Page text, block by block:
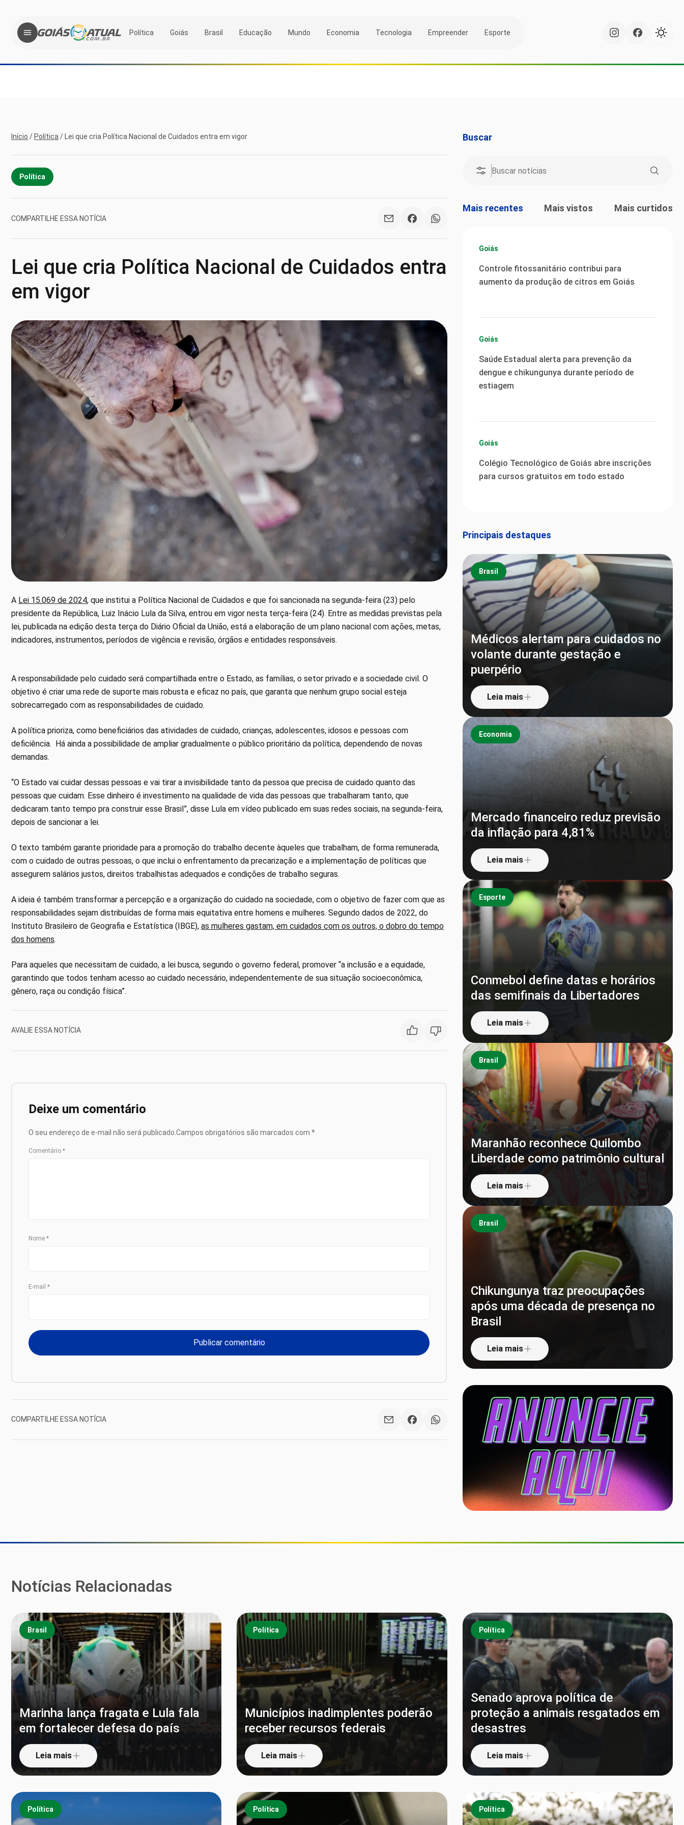
Política Goiás Brasil Educação Mundo Economia Tecnologia Empreender Esporte
Início / Política / Lei que cria Política Nacional de Cuidados entra em vigor
Política
COMPARTILHE ESSA NOTÍCIA
Lei que cria Política Nacional de Cuidados entra
em vigor
A Lei 15.069 de 2024, que institui a Política Nacional de Cuidados e que foi sancionada na segunda-feira (23) pelo
presidente da República, Luiz Inácio Lula da Silva, entrou em vigor nesta terça-feira (24). Entre as medidas previstas pela
lei, publicada na edição desta terça do Diário Oficial da União, está a elaboração de um plano nacional com ações, metas,
indicadores, instrumentos, períodos de vigência e revisão, órgãos e entidades responsáveis.
A responsabilidade pelo cuidado será compartilhada entre o Estado, as famílias, o setor privado e a sociedade civil. O
objetivo é criar uma rede de suporte mais robusta e eficaz no país, que garanta que nenhum grupo social esteja
sobrecarregado com as responsabilidades de cuidado.
A política prioriza, como beneficiários das atividades de cuidado, crianças, adolescentes, idosos e pessoas com
deficiência. Há ainda a possibilidade de ampliar gradualmente o público prioritário da política, dependendo de novas
demandas.
“O Estado vai cuidar dessas pessoas e vai tirar a invisibilidade tanto da pessoa que precisa de cuidado quanto das
pessoas que cuidam. Esse dinheiro é investimento na qualidade de vida das pessoas que trabalharam tanto, que
dedicaram tanto tempo pra construir esse Brasil”, disse Lula em vídeo publicado em suas redes sociais, na segunda-feira,
depois de sancionar a lei.
O texto também garante prioridade para a promoção do trabalho decente àqueles que trabalham, de forma remunerada,
com o cuidado de outras pessoas, o que inclui o enfrentamento da precarização e a implementação de políticas que
assegurem salários justos, direitos trabalhistas adequados e condições de trabalho seguras.
A ideia é também transformar a percepção e a organização do cuidado na sociedade, com o objetivo de fazer com que as
responsabilidades sejam distribuídas de forma mais equitativa entre homens e mulheres. Segundo dados de 2022, do
Instituto Brasileiro de Geografia e Estatística (IBGE), as mulheres gastam, em cuidados com os outros, o dobro do tempo
dos homens.
Para aqueles que necessitam de cuidado, a lei busca, segundo o governo federal, promover “a inclusão e a equidade,
garantindo que todos tenham acesso ao cuidado necessário, independentemente de sua situação socioeconômica,
gênero, raça ou condição física”.
AVALIE ESSA NOTÍCIA
Deixe um comentário
O seu endereço de e-mail não será publicado. Campos obrigatórios são marcados com *
Comentário *
Nome *
E-mail *
COMPARTILHE ESSA NOTÍCIA
Buscar
Mais recentes Mais vistos Mais curtidos
Goiás
Controle fitossanitário contribui para
aumento da produção de citros em Goiás
Goiás
Saúde Estadual alerta para prevenção da
dengue e chikungunya durante período de
estiagem
Goiás
Colégio Tecnológico de Goiás abre inscrições
para cursos gratuitos em todo estado
Principais destaques
Brasil
Médicos alertam para cuidados no
volante durante gestação e
puerpério
Leia mais
Economia
Mercado financeiro reduz previsão
da inflação para 4,81%
Leia mais
Esporte
Conmebol define datas e horários
das semifinais da Libertadores
Leia mais
Brasil
Maranhão reconhece Quilombo
Liberdade como patrimônio cultural
Leia mais
Brasil
Chikungunya traz preocupações
após uma década de presença no
Brasil
Leia mais
Notícias Relacionadas
Brasil
Marinha lança fragata e Lula fala
em fortalecer defesa do país
Leia mais
Política
Municípios inadimplentes poderão
receber recursos federais
Leia mais
Política
Senado aprova política de
proteção a animais resgatados em
desastres
Leia mais
Política Política Política